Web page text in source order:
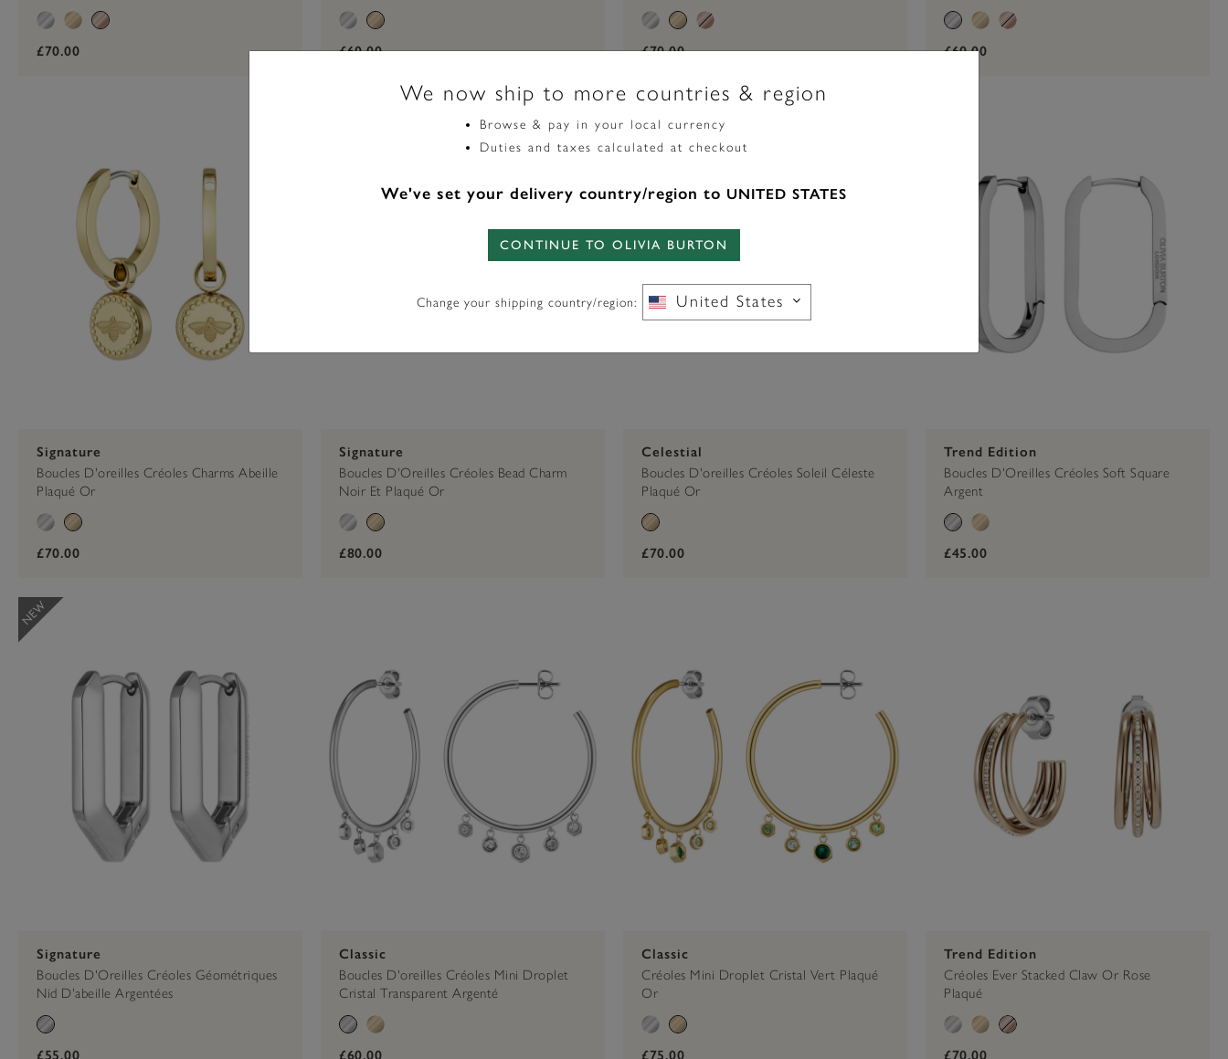
£70.00 £60.00 £70.00 £60.00
Signature
Boucles D'oreilles Créoles Charms Abeille
Plaqué Or
£70.00
Signature
Boucles D'Oreilles Créoles Bead Charm
Noir Et Plaqué Or
£80.00
Celestial
Boucles D'oreilles Créoles Soleil Céleste
Plaqué Or
£70.00
Trend Edition
Boucles D'Oreilles Créoles Soft Square
Argent
£45.00
Signature
Boucles D'Oreilles Créoles Géométriques
Nid D'abeille Argentées
£55.00
Classic
Boucles D'oreilles Créoles Mini Droplet
Cristal Transparent Argenté
£60.00
Classic
Créoles Mini Droplet Cristal Vert Plaqué
Or
£75.00
Trend Edition
Créoles Ever Stacked Claw Or Rose
Plaqué
£70.00
We now ship to more countries & region
Browse & pay in your local currency
Duties and taxes calculated at checkout
We've set your delivery country/region to UNITED STATES
CONTINUE TO OLIVIA BURTON
Change your shipping country/region: United States